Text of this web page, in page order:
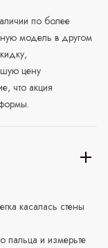
по более
модель в другом
цену
что акция
касалась стены
пальца и измерьте